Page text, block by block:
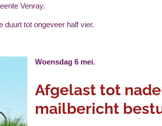
Venray.
duurt tot ongeveer half vier.
Woensdag 6 mei.
Afgelast tot
mailbericht